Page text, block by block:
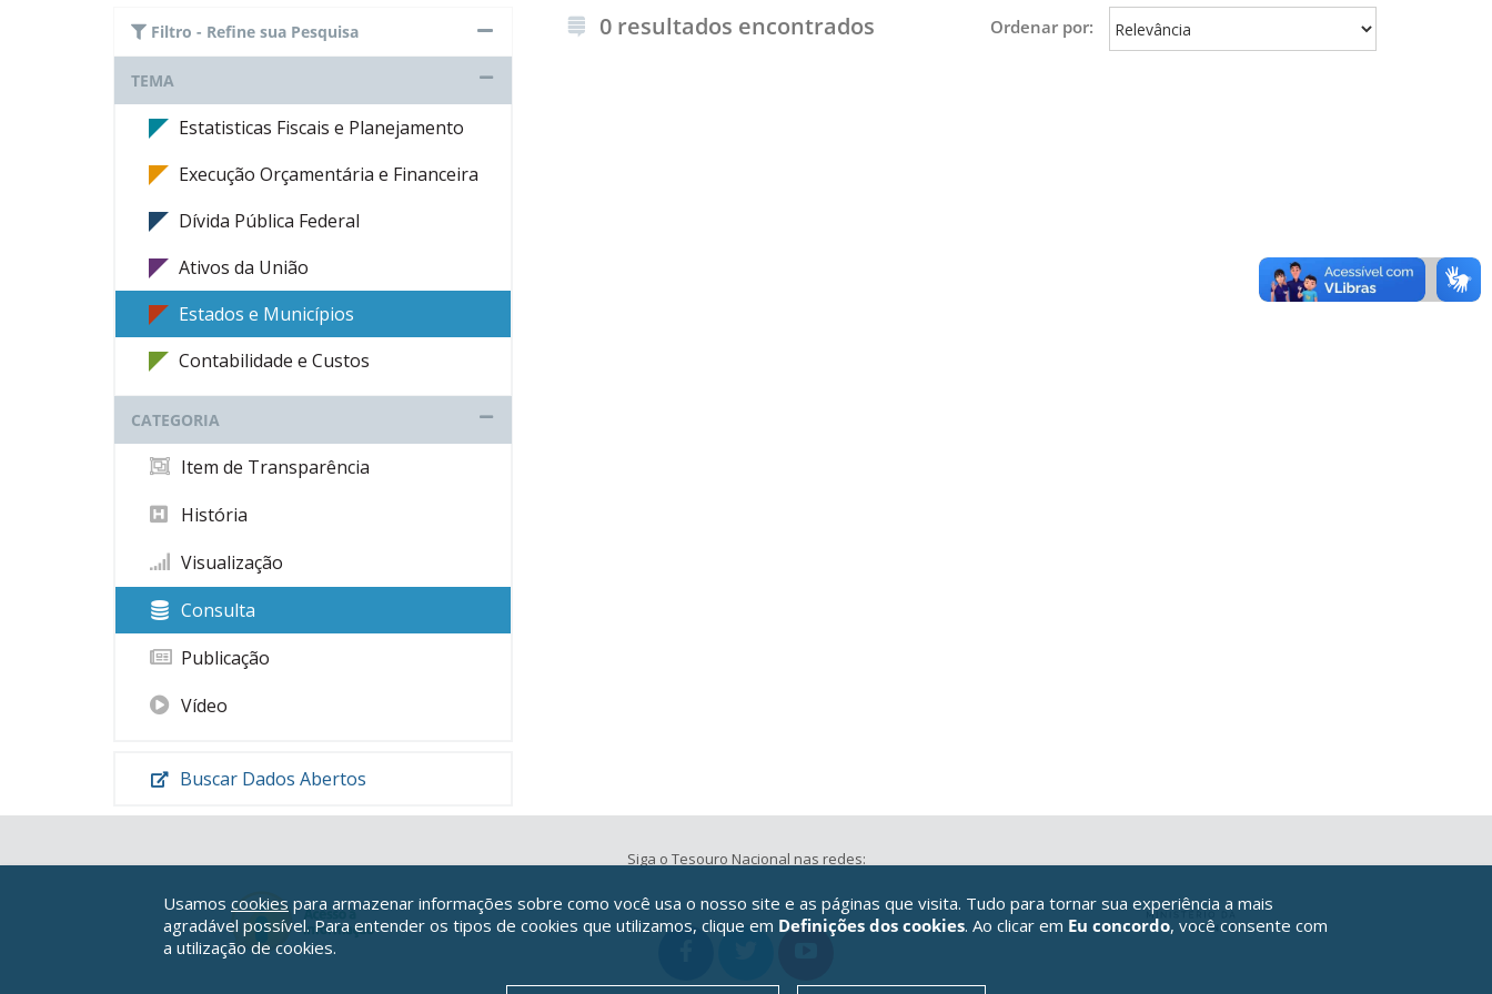
Filtro - Refine sua Pesquisa
TEMA
Estatisticas Fiscais e Planejamento
Execução Orçamentária e Financeira
Dívida Pública Federal
Ativos da União
Estados e Municípios
Contabilidade e Custos
CATEGORIA
Item de Transparência
História
Visualização
Consulta
Publicação
Vídeo
Buscar Dados Abertos
0 resultados encontrados Ordenar por:
Siga o Tesouro Nacional nas redes:
Usamos cookies para armazenar informações sobre como você usa o nosso site e as páginas que visita. Tudo para tornar sua experiência a mais
agradável possível. Para entender os tipos de cookies que utilizamos, clique em Definições dos cookies. Ao clicar em Eu concordo, você consente com
a utilização de cookies.